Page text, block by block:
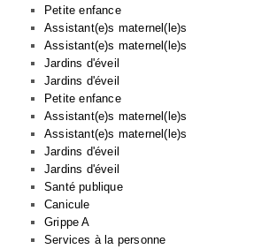
Petite enfance
Assistant(e)s maternel(le)s
Assistant(e)s maternel(le)s
Jardins d'éveil
Jardins d'éveil
Petite enfance
Assistant(e)s maternel(le)s
Assistant(e)s maternel(le)s
Jardins d'éveil
Jardins d'éveil
Santé publique
Canicule
Grippe A
Services à la personne